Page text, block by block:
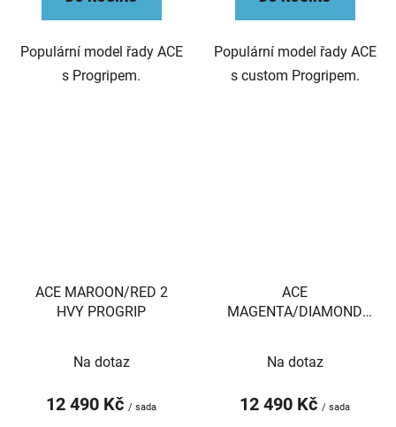
Populární model řady ACE
s Progripem.
Populární model řady ACE
s custom Progripem.
ACE MAROON/RED 2
HVY PROGRIP
Na dotaz
12 490 Kč / sada
ACE
MAGENTA/DIAMOND
Na dotaz
12 490 Kč / sada